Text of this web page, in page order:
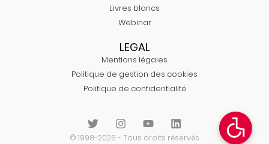
Livres blancs
Webinar
LEGAL
Mentions légales
Politique de gestion des cookies
Politique de confidentialité
© 1998-2026 - Tous droits réservés